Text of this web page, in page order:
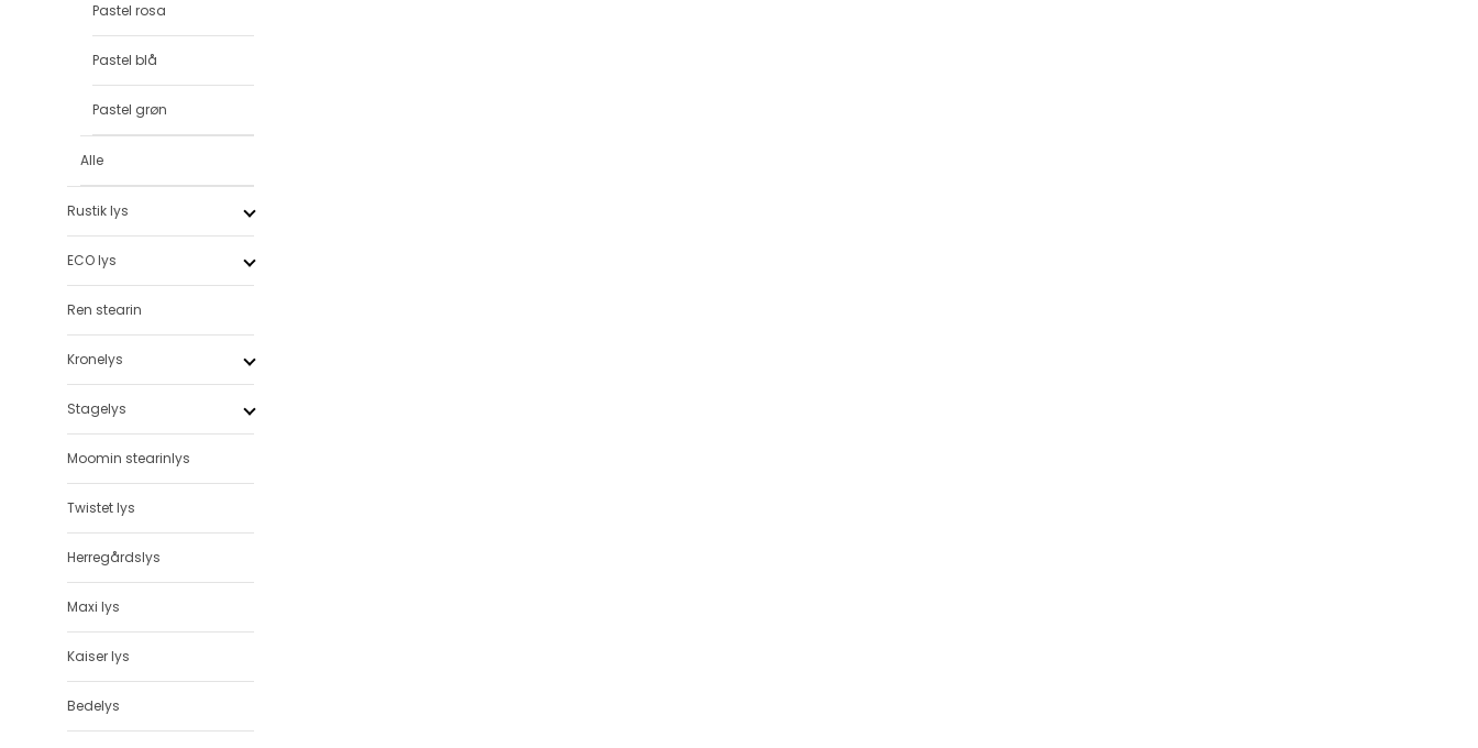
Pastel rosa
Pastel blå
Pastel grøn
Alle
Rustik lys
ECO lys
Ren stearin
Kronelys
Stagelys
Moomin stearinlys
Twistet lys
Herregårdslys
Maxi lys
Kaiser lys
Bedelys